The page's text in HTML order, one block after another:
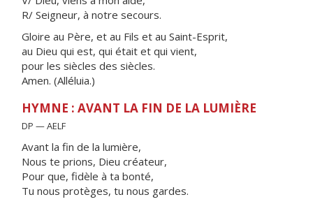
R/ Seigneur, à notre secours.
Gloire au Père, et au Fils et au Saint-Esprit,
au Dieu qui est, qui était et qui vient,
pour les siècles des siècles.
Amen. (Alléluia.)
HYMNE : AVANT LA FIN DE LA LUMIÈRE
DP — AELF
Avant la fin de la lumière,
Nous te prions, Dieu créateur,
Pour que, fidèle à ta bonté,
Tu nous protèges, tu nous gardes.